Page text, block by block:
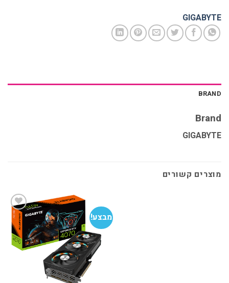
GIGABYTE
BRAND
Brand
GIGABYTE
מוצרים קשורים
מבצע!
הוסף
למועדפים